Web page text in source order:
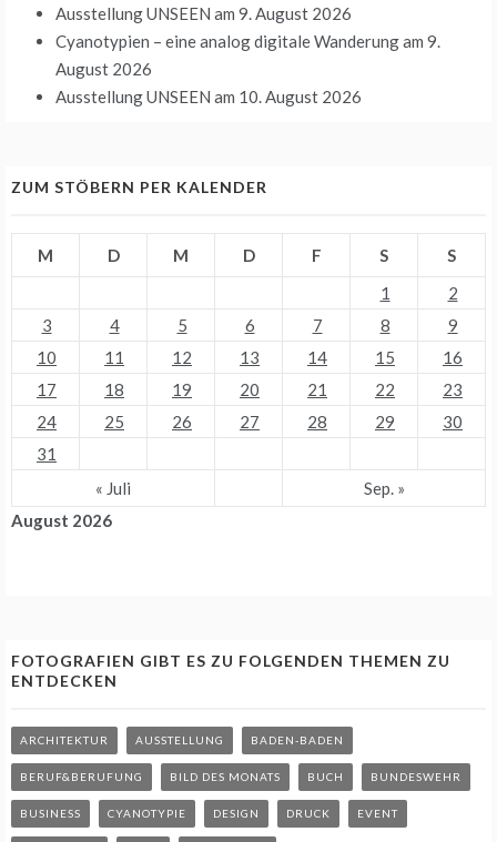
Ausstellung UNSEEN am 9. August 2026
Cyanotypien – eine analog digitale Wanderungam 9.
August 2026
Ausstellung UNSEEN am 10. August 2026
ZUM STÖBERN PER KALENDER
August 2026
M D M D F S
S
1
2
3
4 5 6 7 8
9
10
11 12 13 14 15
16
17
18 19 20 21 22
23
24
25 26 27 28 29
30
31
« Juli
Sep. »
FOTOGRAFIEN GIBT ES ZU FOLGENDEN THEMEN ZU
ENTDECKEN
ARCHITEKTUR AUSSTELLUNG BADEN-BADEN
BERUF&BERUFUNG BILD DES MONATS BUCH BUNDESWEHR
BUSINESS CYANOTYPIE DESIGN DRUCK EVENT